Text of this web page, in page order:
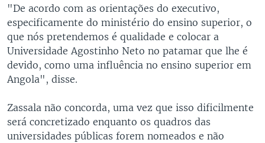
"De acordo com as orientações do executivo,
especificamente do ministério do ensino superior, o
que nós pretendemos é qualidade e colocar a
Universidade Agostinho Neto no patamar que lhe é
devido, como uma influência no ensino superior em
Angola", disse.
Zassala não concorda, uma vez que isso dificilmente
será concretizado enquanto os quadros das
universidades públicas forem nomeados e não